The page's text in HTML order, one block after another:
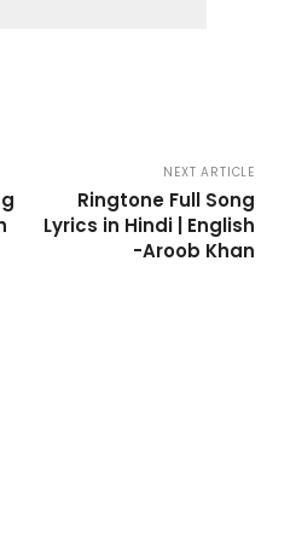
NEXT ARTICLE
Ringtone Full Song
Lyrics in Hindi | English
-Aroob Khan